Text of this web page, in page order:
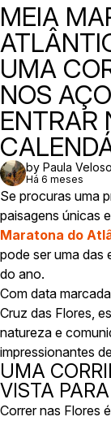
MEIA
UMA
NOS
ENTRAR
by Paula Veloso
Há 6 meses
Se procuras uma
paisagens únicas
Maratona do
pode ser uma das
do ano.
Com data
Cruz das Flores,
natureza e
impressionantes
UMA
VISTA
Correr nas Flores